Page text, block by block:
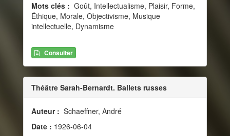
Mots clés : Goût, Intellectualisme, Plaisir, Forme,
Éthique, Morale, Objectivisme, Musique
intellectuelle, Dynamisme
Consulter
Théâtre Sarah-Bernardt. Ballets russes
Auteur : Schaeffner, André
Date : 1926-06-04